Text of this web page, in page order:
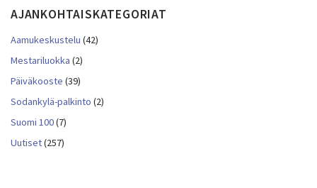
AJANKOHTAISKATEGORIAT
Aamukeskustelu (42)
Mestariluokka (2)
Päiväkooste (39)
Sodankylä-palkinto (2)
Suomi 100(7)
Uutiset(257)